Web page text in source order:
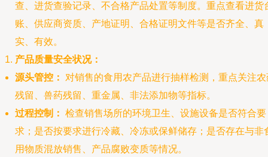
查、进货查验记录、不合格产品处置等制度。重点查看进货
账、供应商资质、产地证明、合格证明文件等是否齐全、真
实、有效。
产品质量安全状况：
源头管控：
对销售的食用农产品进行抽样检测，重点关注农
残留、兽药残留、重金属、非法添加物等指标。
过程控制： 检查销售场所的环境卫生、设施设备是否符合要
求；是否按要求进行冷藏、冷冻或保鲜储存；是否存在与非
用物质混放销售、产品腐败变质等情况。